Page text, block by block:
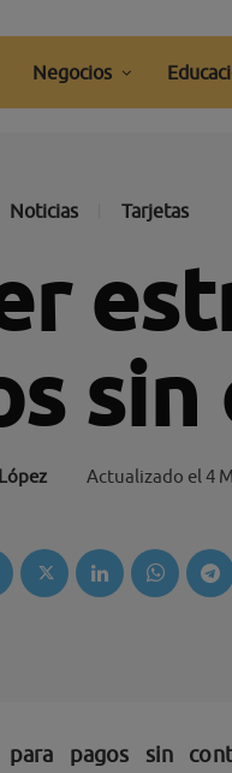
Negocios
Noticias Tarjetas
Actualizado el 4
para pagos sin